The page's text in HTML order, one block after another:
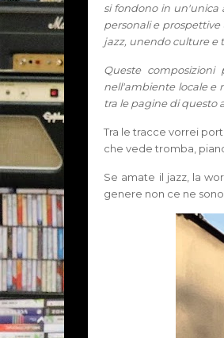
si fondono in un'unica
personali e prospettive
jazz, unendo culture e
Queste
nell'ambiente locale e
tra le pagine di questo
Tra le tracce vorrei
che vede tromba,
Se amate il jazz, la
genere non ce ne